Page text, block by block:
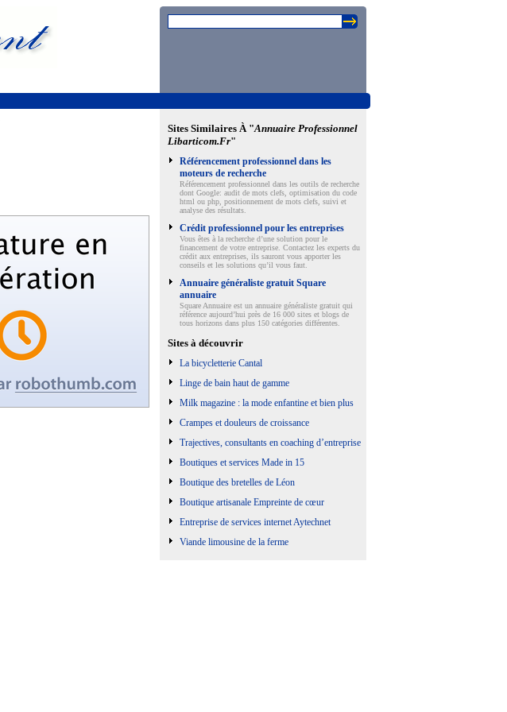
Sites Similaires À "Annuaire Professionnel
Libarticom.fr"
Référencement professionnel dans les
moteurs de recherche
Référencement professionnel dans les outils de recherche
dont Google: audit de mots clefs, optimisation du code
html ou php, positionnement de mots clefs, suivi et
analyse des résultats.
Crédit professionnel pour les entreprises
Vous êtes à la recherche d’une solution pour le
financement de votre entreprise. Contactez les experts du
crédit aux entreprises, ils sauront vous apporter les
conseils et les solutions qu’il vous faut.
Annuaire généraliste gratuit Square
annuaire
Square Annuaire est un annuaire généraliste gratuit qui
référence aujourd’hui près de 16 000 sites et blogs de
tous horizons dans plus 150 catégories différentes.
Sites à découvrir
La bicycletterie Cantal
Linge de bain haut de gamme
Milk magazine : la mode enfantine et bien plus
Crampes et douleurs de croissance
Trajectives, consultants en coaching d’entreprise
Boutiques et services Made in 15
Boutique des bretelles de Léon
Boutique artisanale Empreinte de cœur
Entreprise de services internet Aytechnet
Viande limousine de la ferme